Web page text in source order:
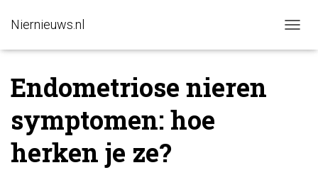
Niernieuws.nl
A
Endometriose nieren
symptomen: hoe
herken je ze?